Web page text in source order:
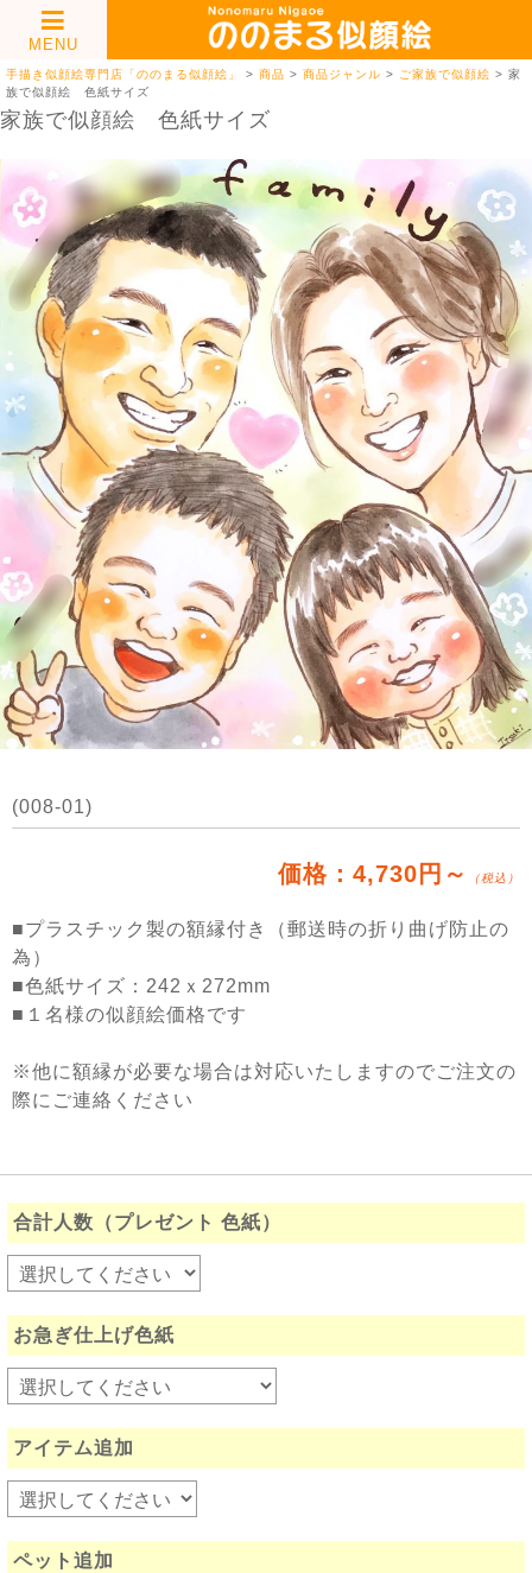
MENU
手描き似顔絵専門店「ののまる似顔絵」 > 商品 > 商品ジャンル > ご家族で似顔絵 > 家
族で似顔絵 色紙サイズ
家族で似顔絵 色紙サイズ
(008-01)
価格：4,730円～ （税込）
■プラスチック製の額縁付き（郵送時の折り曲げ防止の
為）
■色紙サイズ：242ｘ272mm
■１名様の似顔絵価格です
※他に額縁が必要な場合は対応いたしますのでご注文の
際にご連絡ください
合計人数（プレゼント 色紙）
お急ぎ仕上げ色紙
アイテム追加
ペット追加